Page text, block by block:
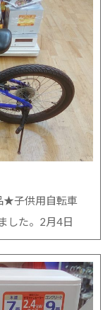
★子供用自転車
した。2月4日